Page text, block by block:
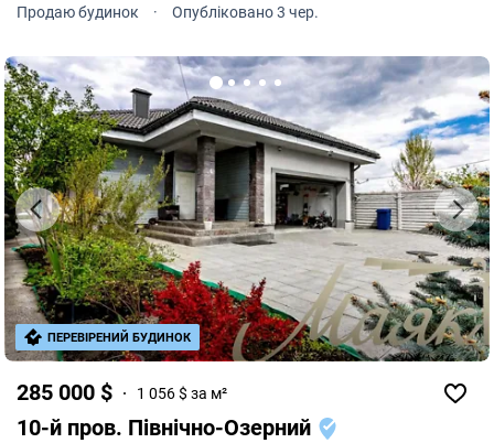
на вікнах, туалет садовий, свердловина, дачний
проходить по вулиці . Земельна ділянка 5.64 сотки,
гарна ділянка, на ній город, плодові дерева, кущі:
смородини, агруса та малини, квіти. Поряд
знаходиться пгт Коцюбинське, ТЦ Лавіна, Ашан,
Епіцентр, до метро Академмістечко -7 хв на автомобілі,
на громадському транспорті 15 хв. Номер оголошення
на сайті компанії: SH-190-403-DR.
Продаю будинок · Опубліковано 3 чер.
285 000 $ 1 056 $ за м²
10-й пров. Північно-Озерний
ПЕРЕВІРЕНИЙ БУДИНОК